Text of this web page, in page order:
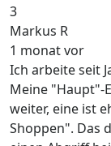
3
Markus R
1 monat vor
Ich arbeite seit
Meine "Haupt"-
weiter, eine ist
Shoppen". Das